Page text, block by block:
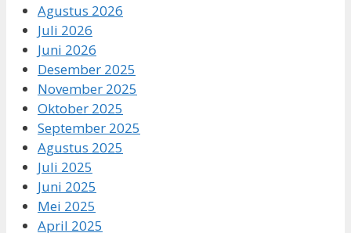
Agustus 2026
Juli 2026
Juni 2026
Desember 2025
November 2025
Oktober 2025
September 2025
Agustus 2025
Juli 2025
Juni 2025
Mei 2025
April 2025